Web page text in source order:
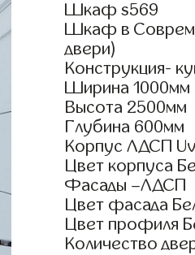
Шкаф s569
Шкаф в
двери)
Конструкция-
Ширина 1000мм
Высота 2500мм
Глубина 600мм
Корпус ЛДСП
Цвет корпуса
Фасады –ЛДСП
Цвет фасада
Цвет профиля
Количество